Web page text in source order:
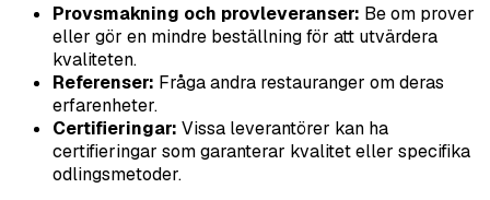
Provsmakning och provleveranser: Be om prover
eller gör en mindre beställning för att utvärdera
kvaliteten.
Referenser: Fråga andra restauranger om deras
erfarenheter.
Certifieringar: Vissa leverantörer kan ha
certifieringar som garanterar kvalitet eller specifika
odlingsmetoder.